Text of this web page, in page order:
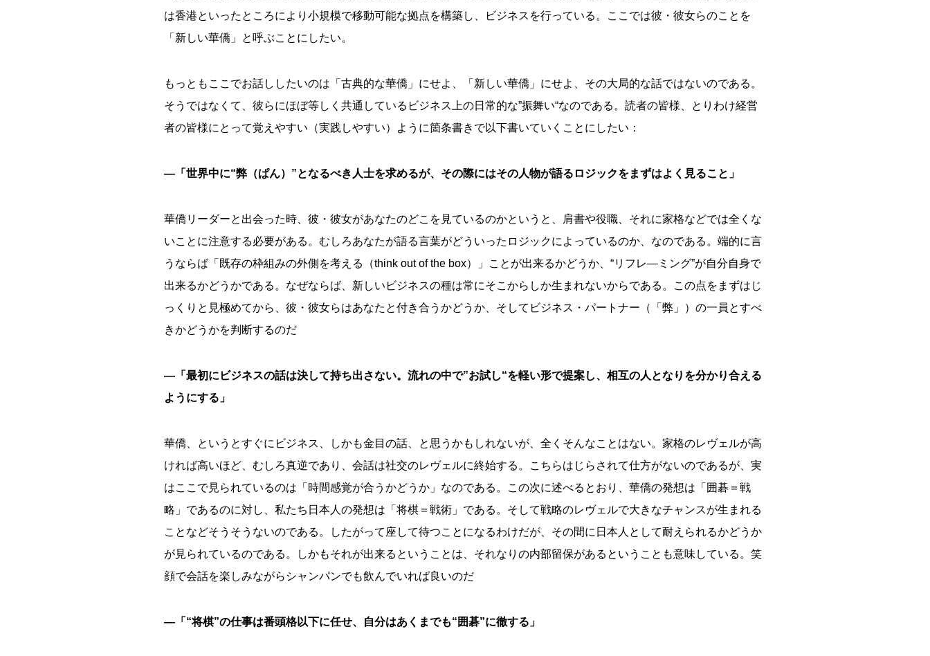
は香港といったところにより小規模で移動可能な拠点を構築し、ビジネスを行っている。ここでは彼・彼女らのことを
「新しい華僑」と呼ぶことにしたい。
もっともここでお話ししたいのは「古典的な華僑」にせよ、「新しい華僑」にせよ、その大局的な話ではないのである。
そうではなくて、彼らにほぼ等しく共通しているビジネス上の日常的な”振舞い“なのである。読者の皆様、とりわけ経営
者の皆様にとって覚えやすい（実践しやすい）ように箇条書きで以下書いていくことにしたい：
―「世界中に“弊（ぱん）”となるべき人士を求めるが、その際にはその人物が語るロジックをまずはよく見ること」
華僑リーダーと出会った時、彼・彼女があなたのどこを見ているのかというと、肩書や役職、それに家格などでは全くな
いことに注意する必要がある。むしろあなたが語る言葉がどういったロジックによっているのか、なのである。端的に言
うならば「既存の枠組みの外側を考える（think out of the box）」ことが出来るかどうか、“リフレ―ミング”が自分自身で
出来るかどうかである。なぜならば、新しいビジネスの種は常にそこからしか生まれないからである。この点をまずはじ
っくりと見極めてから、彼・彼女らはあなたと付き合うかどうか、そしてビジネス・パートナー（「弊」）の一員とすべ
きかどうかを判断するのだ
―「最初にビジネスの話は決して持ち出さない。流れの中で”お試し“を軽い形で提案し、相互の人となりを分かり合える
ようにする」
華僑、というとすぐにビジネス、しかも金目の話、と思うかもしれないが、全くそんなことはない。家格のレヴェルが高
ければ高いほど、むしろ真逆であり、会話は社交のレヴェルに終始する。こちらはじらされて仕方がないのであるが、実
はここで見られているのは「時間感覚が合うかどうか」なのである。この次に述べるとおり、華僑の発想は「囲碁＝戦
略」であるのに対し、私たち日本人の発想は「将棋＝戦術」である。そして戦略のレヴェルで大きなチャンスが生まれる
ことなどそうそうないのである。したがって座して待つことになるわけだが、その間に日本人として耐えられるかどうか
が見られているのである。しかもそれが出来るということは、それなりの内部留保があるということも意味している。笑
顔で会話を楽しみながらシャンパンでも飲んでいれば良いのだ
―「“将棋”の仕事は番頭格以下に任せ、自分はあくまでも“囲碁”に徹する」